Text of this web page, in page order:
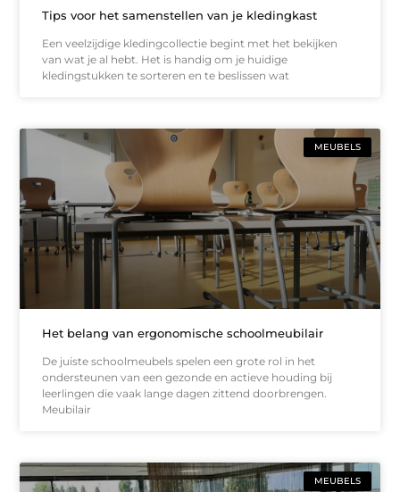
Tips voor het samenstellen van je kledingkast
Een veelzijdige kledingcollectie begint met het bekijken
van wat je al hebt. Het is handig om je huidige
kledingstukken te sorteren en te beslissen wat
MEUBELS
Het belang van ergonomische schoolmeubilair
De juiste schoolmeubels spelen een grote rol in het
ondersteunen van een gezonde en actieve houding bij
leerlingen die vaak lange dagen zittend doorbrengen.
Meubilair
MEUBELS